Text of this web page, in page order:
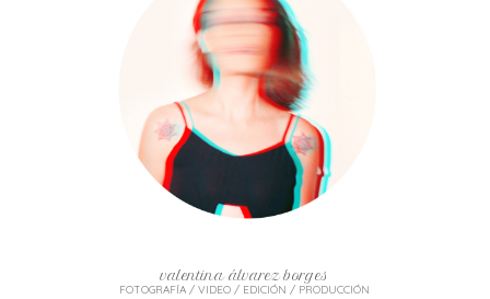
valentina álvarez borges
FOTOGRAFÍA / VIDEO / EDICIÓN / PRODUCCIÓN